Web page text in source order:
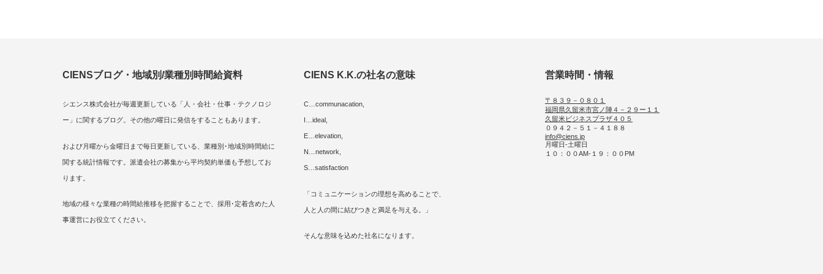
CIENSブログ・地域別/業種別時間給資料
シエンス株式会社が毎週更新している「人・会社・仕事・テクノロジ
ー」に関するブログ。その他の曜日に発信をすることもあります。
および月曜から金曜日まで毎日更新している、業種別･地域別時間給に
関する統計情報です。派遣会社の募集から平均契約単価も予想してお
ります。
地域の様々な業種の時間給推移を把握することで、採用･定着含めた人
事運営にお役立てください。
CIENS K.K.の社名の意味
C…communacation,
I…ideal,
E…elevation,
N…network,
S…satisfaction
「コミュニケーションの理想を高めることで、
人と人の間に結びつきと満足を与える。」
そんな意味を込めた社名になります。
営業時間・情報
〒８３９－０８０１
福岡県久留米市宮ノ陣４－２９ー１１
久留米ビジネスプラザ４０５
０９４２－５１－４１８８
info@ciens.jp
月曜日-土曜日
１０：００AM-１９：００PM